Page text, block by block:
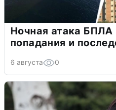
Ночная атака БПЛА
попадания и
6 августа 0